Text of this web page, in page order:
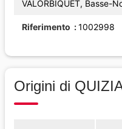
VALORBIQUET, Basse-
Riferimento 1002998
Origini di